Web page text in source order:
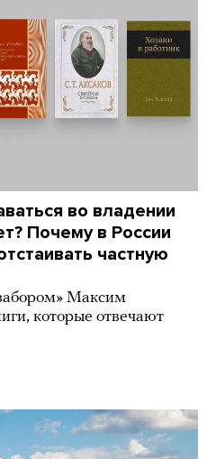
во владении
Почему в России
частную
Максим
которые отвечают